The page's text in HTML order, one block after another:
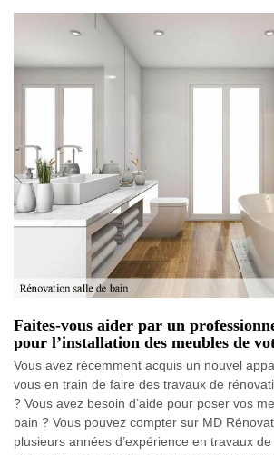
Faites-vous aider par un
pour l’installation des meubles de
Vous avez récemment acquis un nouvel
vous en train de faire des travaux de
? Vous avez besoin d’aide pour poser vos
bain ? Vous pouvez compter sur MD
plusieurs années d’expérience en travaux